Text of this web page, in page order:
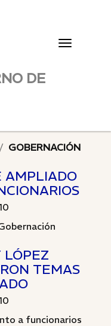
Toggle
DE
GOBERNACIÓN
AMPLIADO
LÓPEZ
TEMAS
a funcionarios